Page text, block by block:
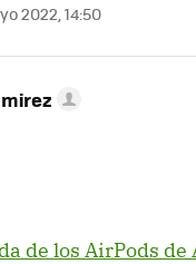
2022, 14:50
de los AirPods de